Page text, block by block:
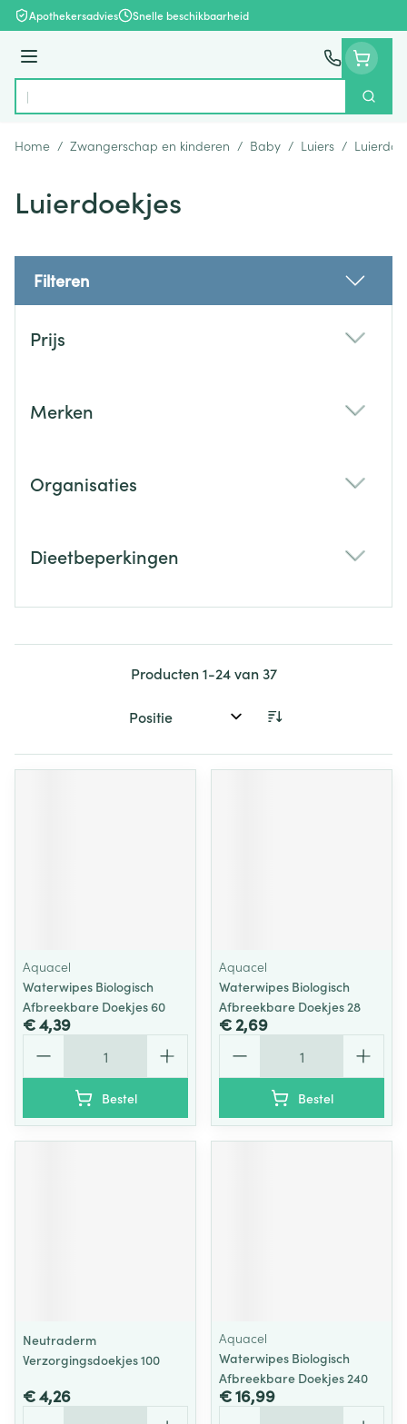
Ga naar de inhoud
Apothekersadvies Snelle beschikbaarheid
Menu
Product, merk, categorie...
Zoek
Home / Zwangerschap en kinderen / Baby / Luiers /
Luierdoekjes
Filteren
Prijs
Merken
Organisaties
Dieetbeperkingen
Producten1-24van37
Sorteer op:
Aquacel
Waterwipes Biologisch
Afbreekbare Doekjes 60
€ 4,39
Bestel
Aquacel
Waterwipes Biologisch
Afbreekbare Doekjes 28
€ 2,69
Bestel
Neutraderm
Verzorgingsdoekjes 100
€ 4,26
Aquacel
Waterwipes Biologisch
Afbreekbare Doekjes 240
€ 16,99